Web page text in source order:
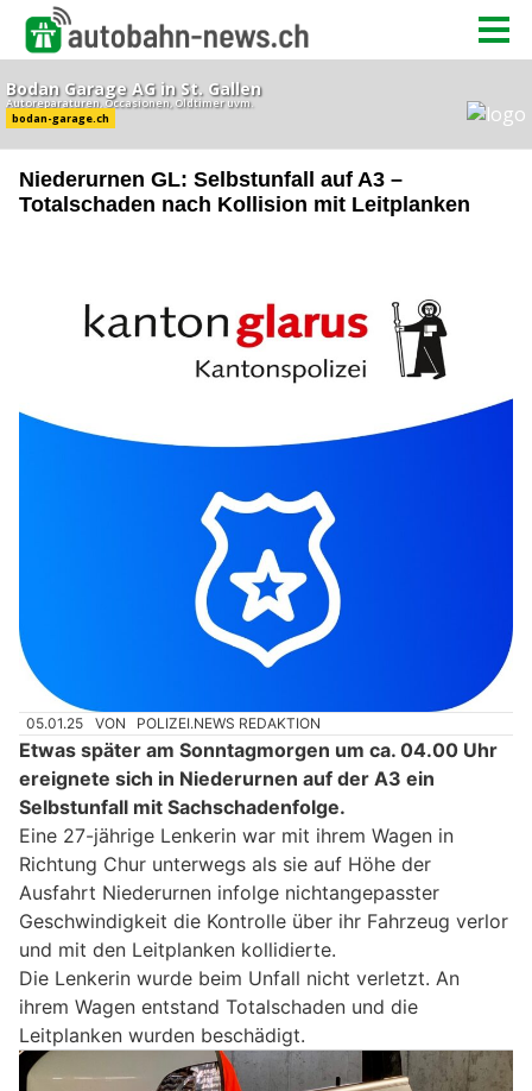
Niederurnen GL: Selbstunfall auf A3 –
Totalschaden nach Kollision mit Leitplanken
05.01.25 VON POLIZEI.NEWS REDAKTION
Etwas später am Sonntagmorgen um ca. 04.00 Uhr
ereignete sich in Niederurnen auf der A3 ein
Selbstunfall mit Sachschadenfolge.
Eine 27-jährige Lenkerin war mit ihrem Wagen in
Richtung Chur unterwegs als sie auf Höhe der
Ausfahrt Niederurnen infolge nichtangepasster
Geschwindigkeit die Kontrolle über ihr Fahrzeug verlor
und mit den Leitplanken kollidierte.
Die Lenkerin wurde beim Unfall nicht verletzt. An
ihrem Wagen entstand Totalschaden und die
Leitplanken wurden beschädigt.